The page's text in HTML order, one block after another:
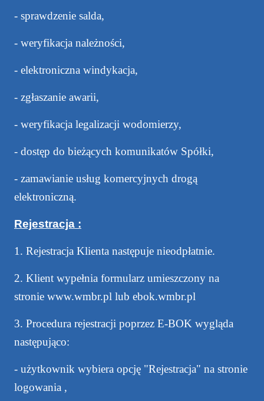
- sprawdzenie salda,
- weryfikacja należności,
- elektroniczna windykacja,
- zgłaszanie awarii,
- weryfikacja legalizacji wodomierzy,
- dostęp do bieżących komunikatów Spółki,
- zamawianie usług komercyjnych drogą
elektroniczną.
Rejestracja :
1. Rejestracja Klienta następuje nieodpłatnie.
2. Klient wypełnia formularz umieszczony na
stronie www.wmbr.pl lub ebok.wmbr.pl
3. Procedura rejestracji poprzez E-BOK wygląda
następująco:
- użytkownik wybiera opcję "Rejestracja" na stronie
logowania ,